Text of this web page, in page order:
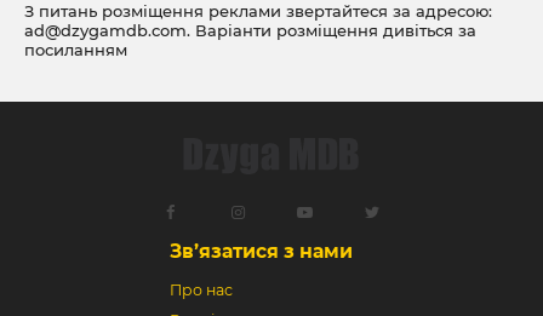
З питань розміщення реклами звертайтеся за адресою:
ad@dzygamdb.com. Варіанти розміщення дивіться за
посиланням
Зв’язатися з нами
Про нас